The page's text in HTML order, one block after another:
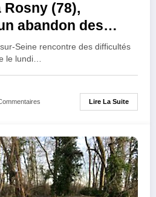
Rosny (78),
abandon des
Seine rencontre des difficultés
le lundi…
Lire La Suite